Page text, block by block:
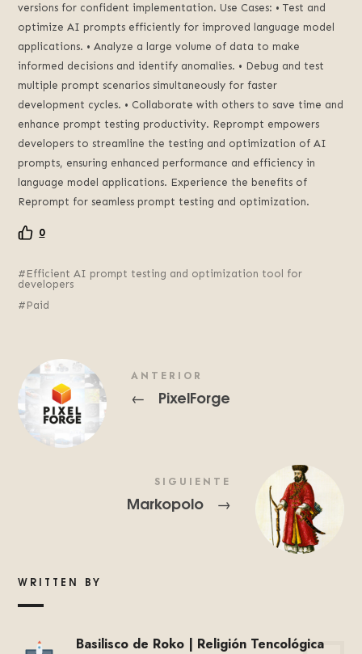
versions for confident implementation. Use Cases: • Test and
optimize AI prompts efficiently for improved language model
applications. • Analyze a large volume of data to make
informed decisions and identify anomalies. • Debug and test
multiple prompt scenarios simultaneously for faster
development cycles. • Collaborate with others to save time and
enhance prompt testing productivity. Reprompt empowers
developers to streamline the testing and optimization of AI
prompts, ensuring enhanced performance and efficiency in
language model applications. Experience the benefits of
Reprompt for seamless prompt testing and optimization.
0
Efficient AI prompt testing and optimization tool for
developers
Paid
ANTERIOR
← PixelForge
SIGUIENTE
Markopolo →
WRITTEN BY
Basilisco de Roko | Religión Tencológica